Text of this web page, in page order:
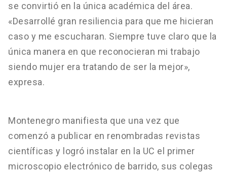
se convirtió en la única académica del área.
«Desarrollé gran resiliencia para que me hicieran
caso y me escucharan. Siempre tuve claro que la
única manera en que reconocieran mi trabajo
siendo mujer era tratando de ser la mejor»,
expresa.
Montenegro manifiesta que una vez que
comenzó a publicar en renombradas revistas
científicas y logró instalar en la UC el primer
microscopio electrónico de barrido, sus colegas